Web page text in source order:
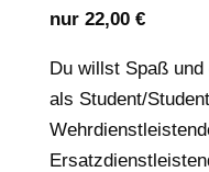
nur 22,00 €
Du willst Spaß
als Student/